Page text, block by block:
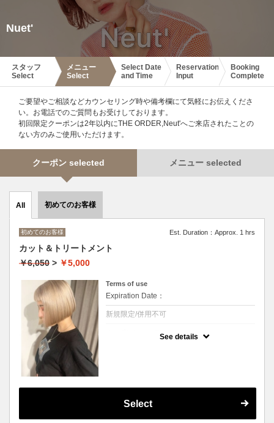
Nuet'
スタッフ
Select
メニュー
Select
Select Date
and Time
Reservation
Input
Booking
Complete
ご要望やご相談などカウンセリング時や備考欄にて気軽にお伝えくださ
い。お電話でのご質問もお受けしております。
初回限定クーポンは2年以内にTHE ORDER,Neut'へご来店されたことの
ない方のみご使用いただけます。
クーポン selected メニュー selected
All 初めてのお客様
初めてのお客様 Est. Duration：Approx. 1 hrs
カット＆トリートメント
￥6,050 > ￥5,000
Terms of use
Expiration Date：
新規限定/併用不可
See details
Select